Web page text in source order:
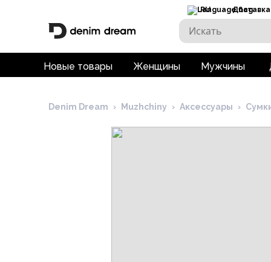
RU Доставка
Новые товары Женщины Мужчины
Denim Dream › Muzhchiny › Аксессуары ›